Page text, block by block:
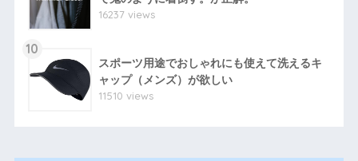
16237 views
10
スポーツ用途でおしゃれにも使えて洗えるキ
ャップ（メンズ）が欲しい
11510 views